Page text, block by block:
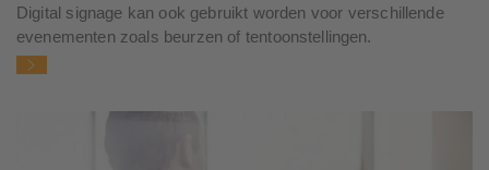
Digital signage kan ook gebruikt worden voor verschillende
evenementen zoals beurzen of tentoonstellingen.